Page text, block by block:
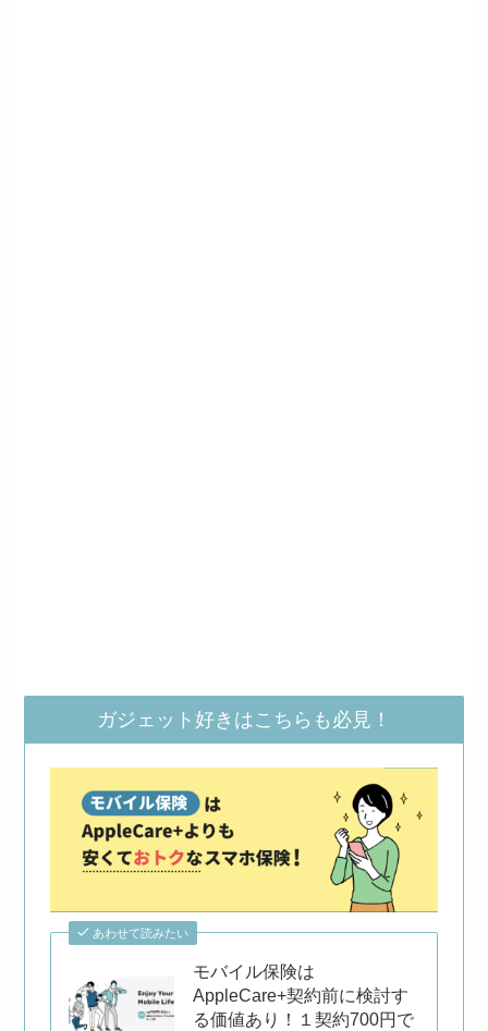
ガジェット好きはこちらも必見！
あわせて読みたい
モバイル保険は
AppleCare+契約前に検討す
る価値あり！１契約700円で